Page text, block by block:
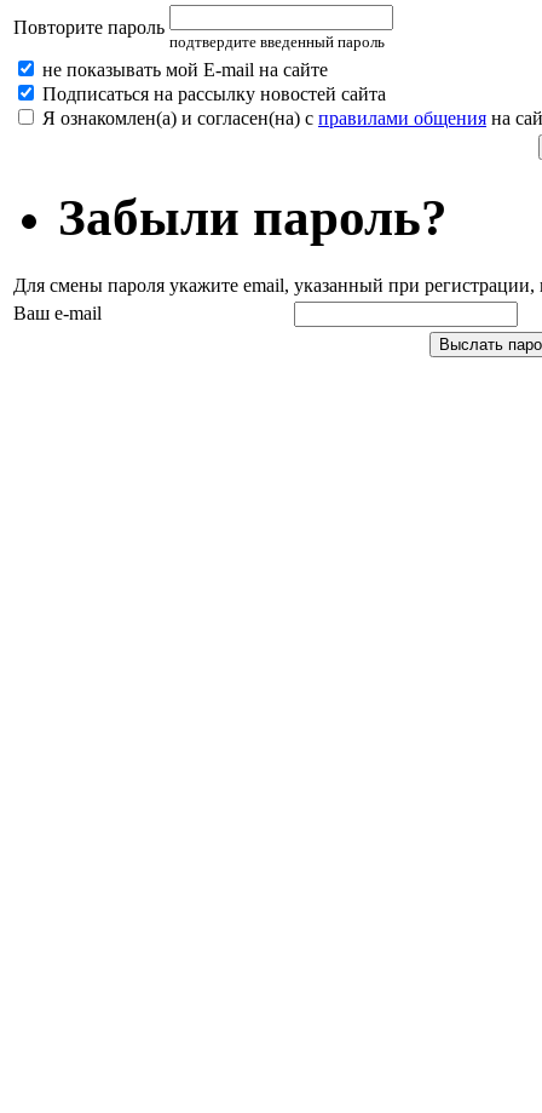
Повторите пароль
подтвердите введенный пароль
не показывать мой E-mail на сайте
Подписаться на рассылку новостей сайта
Я ознакомлен(а) и согласен(на) с правилами общения на
Забыли пароль?
Для смены пароля укажите email, указанный при
Ваш e-mail